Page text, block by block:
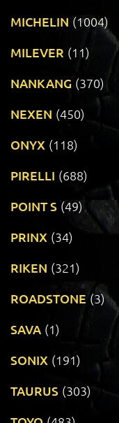
MICHELIN (1004)
MILEVER (11)
NANKANG (370)
NEXEN (450)
ONYX (118)
PIRELLI (688)
POINT S (49)
PRINX (34)
RIKEN (321)
ROADSTONE (3)
SAVA (1)
SONIX (191)
TAURUS (303)